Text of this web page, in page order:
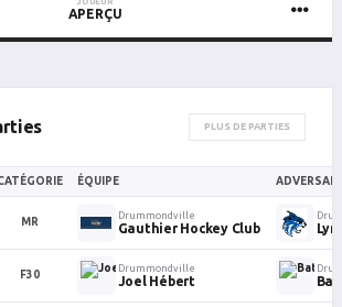
APERÇU
PLUS DE PARTIES
ÉQUIPE
MR
Drummondville
Gauthier Hockey Club
F30
Drummondville
Joel Hébert